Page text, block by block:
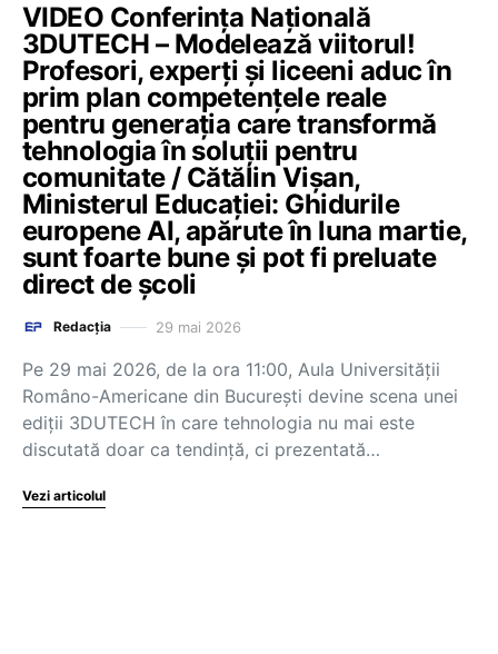
VIDEO Conferința Națională
3DUTECH – Modelează viitorul!
Profesori, experți și liceeni aduc în
prim plan competențele reale
pentru generația care transformă
tehnologia în soluții pentru
comunitate / Cătălin Vișan,
Ministerul Educației: Ghidurile
europene AI, apărute în luna martie,
sunt foarte bune și pot fi preluate
direct de școli
Redacția 29 mai 2026
Pe 29 mai 2026, de la ora 11:00, Aula Universității
Româno-Americane din București devine scena unei
ediții 3DUTECH în care tehnologia nu mai este
discutată doar ca tendință, ci prezentată…
Vezi articolul